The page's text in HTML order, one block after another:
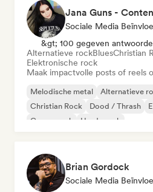
Jana Guns -
Sociale Media
&gt; 100 gegeven
Alternatieve rockBluesChristian
Elektronische rock
Maak impactvolle posts of reels
Melodische metal Alternatieve
Christian Rock
Dood / Thrash
Garagerock
Harde rock
Brian Gordock
Sociale Media